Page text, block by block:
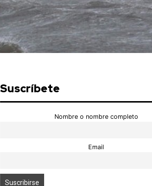
Suscríbete
Nombre o nombre completo
Email